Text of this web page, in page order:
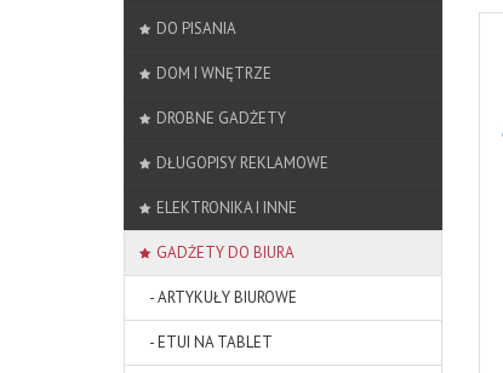
DO PISANIA
DOM I WNĘTRZE
DROBNE GADŻETY
DŁUGOPISY REKLAMOWE
ELEKTRONIKA I INNE
GADŻETY DO BIURA
- ARTYKUŁY BIUROWE
- ETUI NA TABLET